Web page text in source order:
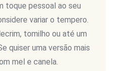
toque pessoal ao seu
variar o tempero.
tomilho ou até um
quiser uma versão mais
mel e canela.